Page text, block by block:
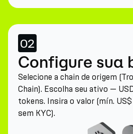
02
Configure sua
Selecione a chain de origem
Chain). Escolha seu ativo —
tokens. Insira o valor (mín. US$
sem KYC).